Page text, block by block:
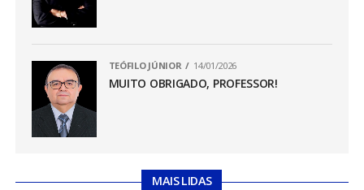
TEÓFILO JÚNIOR 14/01/2026
MUITO OBRIGADO, PROFESSOR!
MAIS LIDAS